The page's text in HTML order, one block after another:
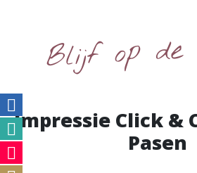
Blijf op de
Impressie Click &
Pasen